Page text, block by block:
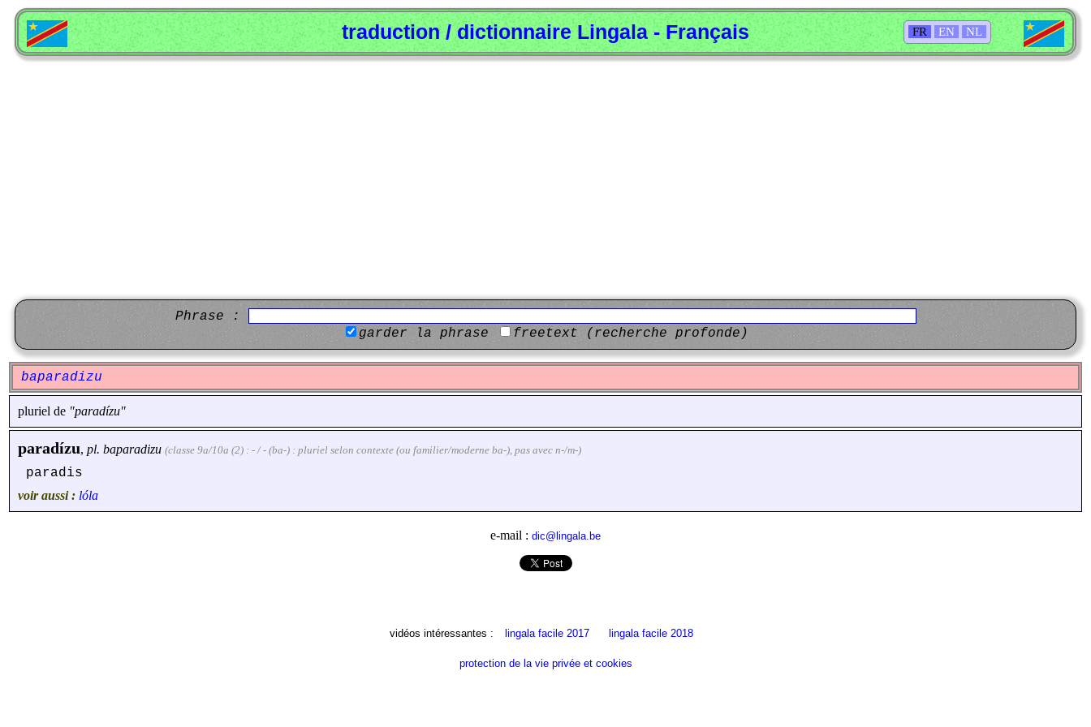
FR EN NL
traduction / dictionnaire Lingala - Français
Phrase :
garder la phrase
freetext (recherche profonde)
baparadizu
pluriel de "paradízu"
paradízu, pl. baparadizu (classe 9a/10a (2) : - / - (ba-) : pluriel selon contexte (ou familier/moderne ba-), pas avec n-/m-)
paradis
voir aussi : lóla
e-mail : dic@lingala.be
vidéos intéressantes : lingala facile 2017 lingala facile 2018
protection de la vie privée et cookies